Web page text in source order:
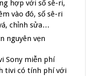
hợp với số sê-ri,
vào đó, số sê-ri
chỉnh sửa…
nguyên vẹn
Sony miễn phí
tivi có tính phí với